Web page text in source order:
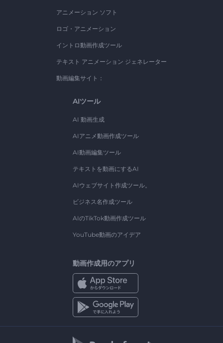
アニメーション ソフト
ロゴ・アニメーション
イントロ動画作成ツール
テキスト アニメーション ジェネレーター
動画編集サイト：
AIツール
AI 動画生成
AIアニメ動画作成ツール
AI動画編集ツール
テキストを動画にするAI
AIウェブサイト作成ツール。
ビジネス名作成ツール
AIのTikTok動画作成ツール
YouTube動画のアイデア
動画作成用のアプリ